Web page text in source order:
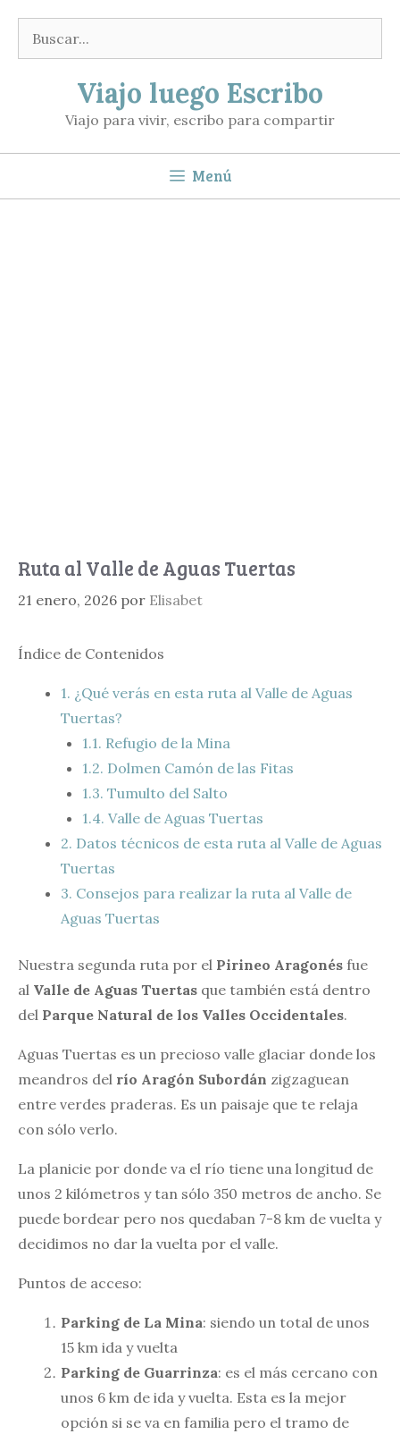
contenido
Buscar:
Viajo luego Escribo
Viajo para vivir, escribo para compartir
Menú
Ruta al Valle de Aguas Tuertas
21 enero, 2026 por Elisabet
Índice de Contenidos
1. ¿Qué verás en esta ruta al Valle de Aguas
Tuertas?
1.1. Refugio de la Mina
1.2. Dolmen Camón de las Fitas
1.3. Tumulto del Salto
1.4. Valle de Aguas Tuertas
2. Datos técnicos de esta ruta al Valle de Aguas
Tuertas
3. Consejos para realizar la ruta al Valle de
Aguas Tuertas
Nuestra segunda ruta por el Pirineo Aragonés fue
al Valle de Aguas Tuertas que también está dentro
del Parque Natural de los Valles Occidentales.
Aguas Tuertas es un precioso valle glaciar donde los
meandros del río Aragón Subordán zigzaguean
entre verdes praderas. Es un paisaje que te relaja
con sólo verlo.
La planicie por donde va el río tiene una longitud de
unos 2 kilómetros y tan sólo 350 metros de ancho. Se
puede bordear pero nos quedaban 7-8 km de vuelta y
decidimos no dar la vuelta por el valle.
Puntos de acceso:
Parking de La Mina: siendo un total de unos
15 km ida y vuelta
Parking de Guarrinza: es el más cercano con
unos 6 km de ida y vuelta. Esta es la mejor
opción si se va en familia pero el tramo de